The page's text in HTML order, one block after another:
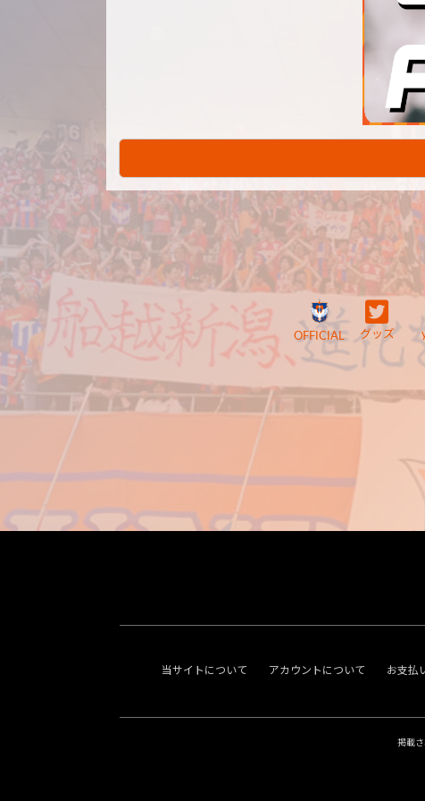
OFFICIAL グッズ
当サイトについて アカウントについて お支払
掲載